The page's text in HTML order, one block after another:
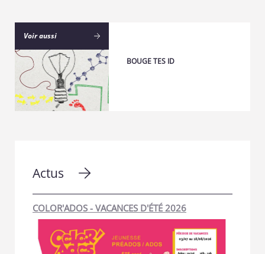
Voir aussi
BOUGE TES ID
Actus
COLOR'ADOS - VACANCES D'ÉTÉ 2026